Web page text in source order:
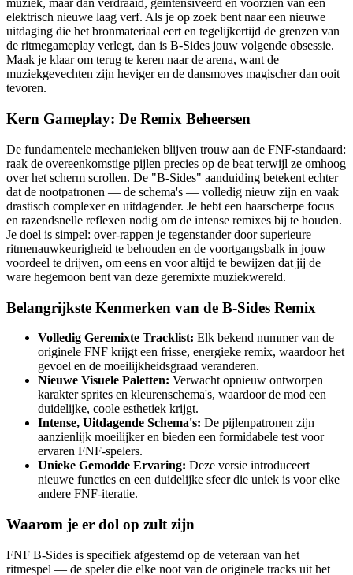
muziek, maar dan verdraaid, geïntensiveerd en voorzien van een
elektrisch nieuwe laag verf. Als je op zoek bent naar een nieuwe
uitdaging die het bronmateriaal eert en tegelijkertijd de grenzen van
de ritmegameplay verlegt, dan is B-Sides jouw volgende obsessie.
Maak je klaar om terug te keren naar de arena, want de
muziekgevechten zijn heviger en de dansmoves magischer dan ooit
tevoren.
Kern Gameplay: De Remix Beheersen
De fundamentele mechanieken blijven trouw aan de FNF-standaard:
raak de overeenkomstige pijlen precies op de beat terwijl ze omhoog
over het scherm scrollen. De "B-Sides" aanduiding betekent echter
dat de nootpatronen — de schema's — volledig nieuw zijn en vaak
drastisch complexer en uitdagender. Je hebt een haarscherpe focus
en razendsnelle reflexen nodig om de intense remixes bij te houden.
Je doel is simpel: over-rappen je tegenstander door superieure
ritmenauwkeurigheid te behouden en de voortgangsbalk in jouw
voordeel te drijven, om eens en voor altijd te bewijzen dat jij de
ware hegemoon bent van deze geremixte muziekwereld.
Belangrijkste Kenmerken van de B-Sides Remix
Volledig Geremixte Tracklist: Elk bekend nummer van de
originele FNF krijgt een frisse, energieke remix, waardoor het
gevoel en de moeilijkheidsgraad veranderen.
Nieuwe Visuele Paletten: Verwacht opnieuw ontworpen
karakter sprites en kleurenschema's, waardoor de mod een
duidelijke, coole esthetiek krijgt.
Intense, Uitdagende Schema's: De pijlenpatronen zijn
aanzienlijk moeilijker en bieden een formidabele test voor
ervaren FNF-spelers.
Unieke Gemodde Ervaring: Deze versie introduceert
nieuwe functies en een duidelijke sfeer die uniek is voor elke
andere FNF-iteratie.
Waarom je er dol op zult zijn
FNF B-Sides is specifiek afgestemd op de veteraan van het
ritmespel — de speler die elke noot van de originele tracks uit het